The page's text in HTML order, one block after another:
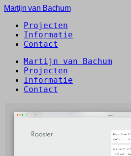
Martijn van Bachum
Projecten
Informatie
Contact
Martijn van Bachum
Projecten
Informatie
Contact